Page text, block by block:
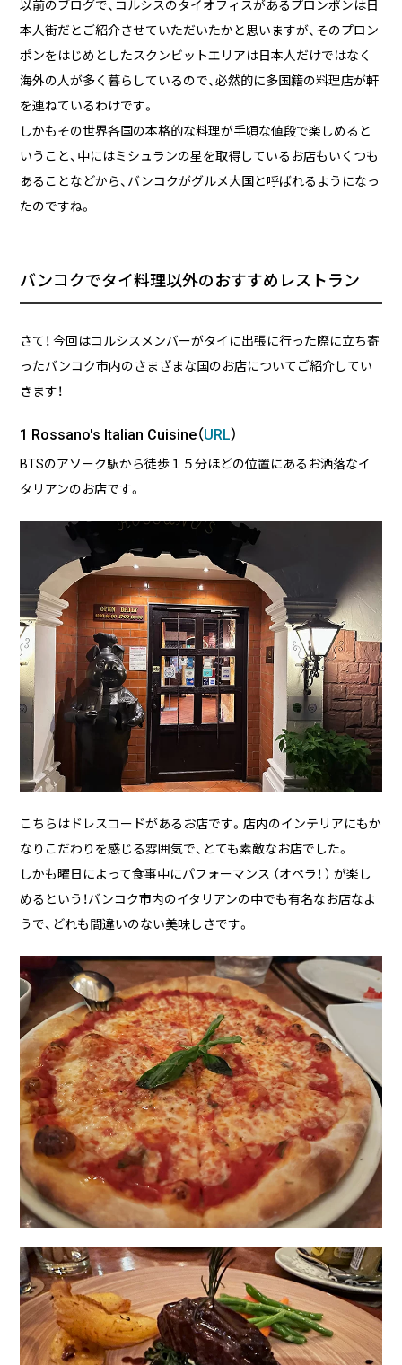
承認ボタンを押しただけ！ Cursor がやっ
てくれた1時間の業務記録
Movable Type と WordPress の DB 接続
情報を AWS Secrets Manager で管理す
る
ポイント
AWS Certified Solutions Architect –
Associate（SAA-C03）合格体験記
以前のブログで、コルシスのタイオフィスがあるプロンポンは日
本人街だとご紹介させていただいたかと思いますが、そのプロン
ポンをはじめとしたスクンビットエリアは日本人だけではなく
海外の人が多く暮らしているので、必然的に多国籍の料理店が軒
を連ねているわけです。
しかもその世界各国の本格的な料理が手頃な値段で楽しめると
いうこと、中にはミシュランの星を取得しているお店もいくつも
あることなどから、バンコクがグルメ大国と呼ばれるようになっ
たのですね。
バンコクでタイ料理以外のおすすめレストラン
さて！ 今回はコルシスメンバーがタイに出張に行った際に立ち寄
ったバンコク市内のさまざまな国のお店についてご紹介してい
きます！
1 Rossano's Italian Cuisine（URL）
BTSのアソーク駅から徒歩１５分ほどの位置にあるお洒落なイ
タリアンのお店です。
こちらはドレスコードがあるお店です。店内のインテリアにもか
なりこだわりを感じる雰囲気で、とても素敵なお店でした。
しかも曜日によって食事中にパフォーマンス （オペラ！ ） が楽し
めるという！バンコク市内のイタリアンの中でも有名なお店なよ
うで、どれも間違いのない美味しさです。